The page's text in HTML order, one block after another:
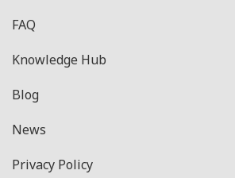
FAQ
Knowledge Hub
Blog
News
Privacy Policy